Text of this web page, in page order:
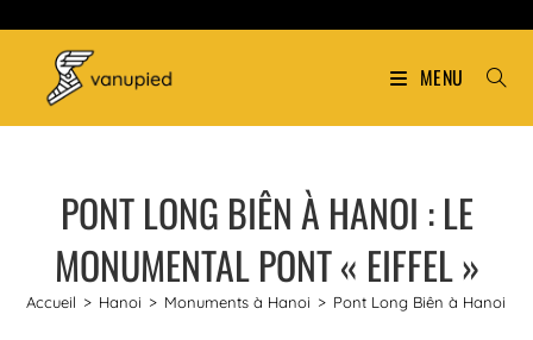
MENU
PONT LONG BIÊN À HANOI : LE
MONUMENTAL PONT « EIFFEL »
Accueil > Hanoi > Monuments à Hanoi > Pont Long Biên à Hanoi :